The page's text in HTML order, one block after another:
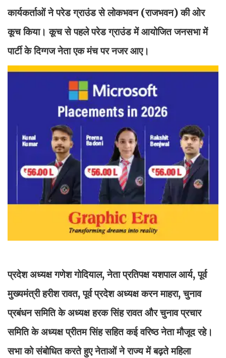
कार्यकर्ताओं ने परेड ग्राउंड से लोकभवन (राजभवन) की ओर
कूच किया। कूच से पहले परेड ग्राउंड में आयोजित जनसभा में
पार्टी के दिग्गज नेता एक मंच पर नजर आए।
प्रदेश अध्यक्ष गणेश गोदियाल, नेता प्रतिपक्ष यशपाल आर्य, पूर्व
मुख्यमंत्री हरीश रावत, पूर्व प्रदेश अध्यक्ष करन माहरा, चुनाव
प्रबंधन समिति के अध्यक्ष हरक सिंह रावत और चुनाव प्रचार
समिति के अध्यक्ष प्रीतम सिंह सहित कई वरिष्ठ नेता मौजूद रहे।
सभा को संबोधित करते हुए नेताओं ने राज्य में बढ़ते महिला